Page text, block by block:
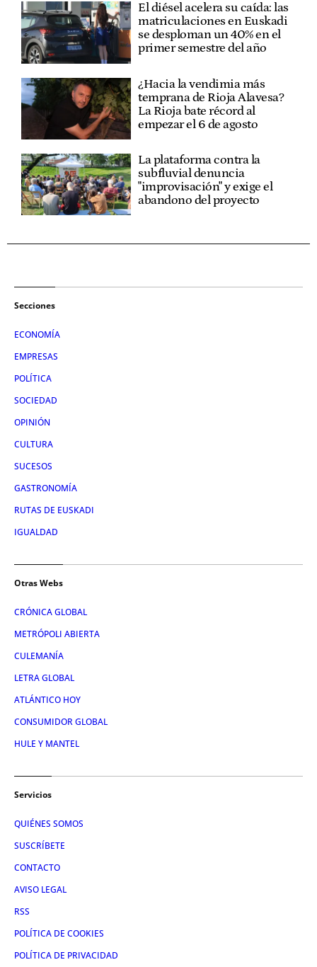
El diésel acelera su caída: las
matriculaciones en Euskadi
se desploman un 40% en el
primer semestre del año
¿Hacia la vendimia más
temprana de Rioja Alavesa?
La Rioja bate récord al
empezar el 6 de agosto
La plataforma contra la
subfluvial denuncia
"improvisación" y exige el
abandono del proyecto
Secciones
ECONOMÍA
EMPRESAS
POLÍTICA
SOCIEDAD
OPINIÓN
CULTURA
SUCESOS
GASTRONOMÍA
RUTAS DE EUSKADI
IGUALDAD
Otras Webs
CRÓNICA GLOBAL
METRÓPOLI ABIERTA
CULEMANÍA
LETRA GLOBAL
ATLÁNTICO HOY
CONSUMIDOR GLOBAL
HULE Y MANTEL
Servicios
QUIÉNES SOMOS
SUSCRÍBETE
CONTACTO
AVISO LEGAL
RSS
POLÍTICA DE COOKIES
POLÍTICA DE PRIVACIDAD